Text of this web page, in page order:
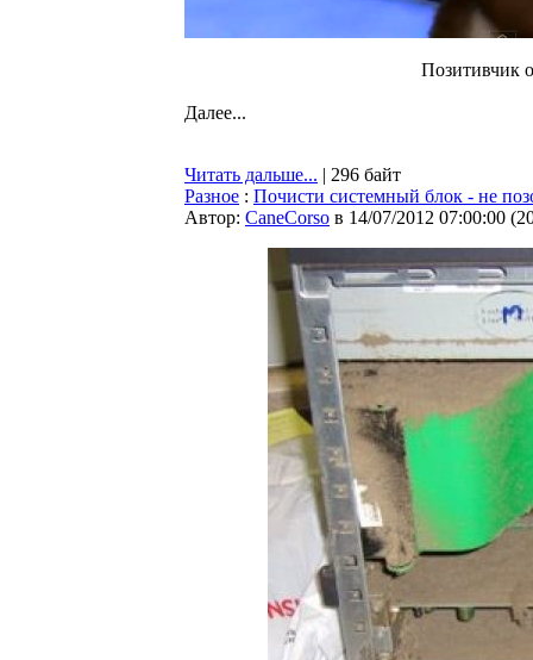
Позитивчик
Далее...
Читать дальше... | 296 байт
Разное : Почисти системный блок - не
Автор: CaneCorso в 14/07/2012 07:00:00 (